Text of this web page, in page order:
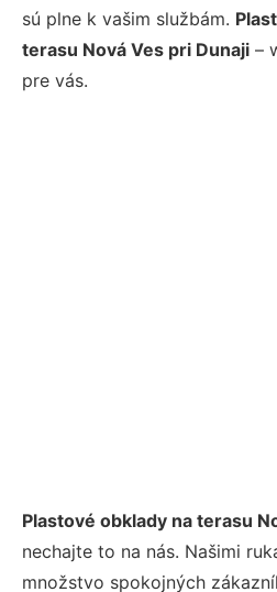
sú plne k vašim službám.
terasu Nová Ves pri Dunaji –
pre vás.
Plastové obklady na terasu
nechajte to na nás. Našimi
množstvo spokojných